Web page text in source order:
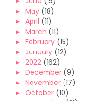
► May (18)
► April (11)
► March (11)
► February (15)
► January (12)
► 2022 (162)
► December (9)
► November (17)
► October (10)